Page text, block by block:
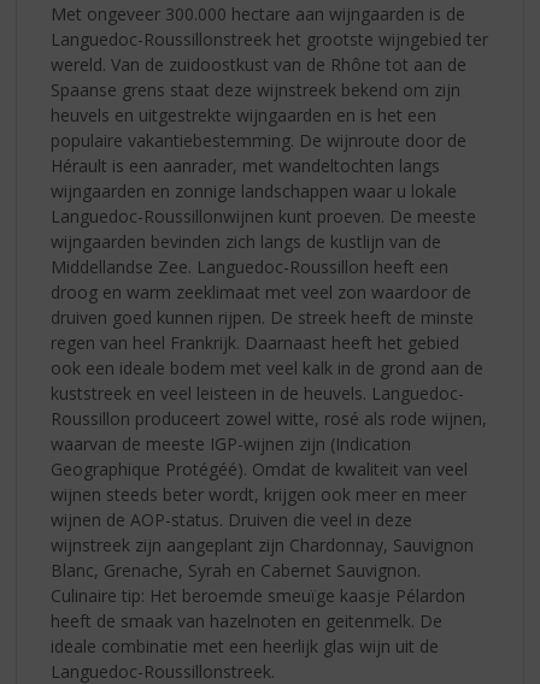
Met ongeveer 300.000 hectare aan wijngaarden is de
Languedoc-Roussillonstreek het grootste wijngebied ter
wereld. Van de zuidoostkust van de Rhône tot aan de
Spaanse grens staat deze wijnstreek bekend om zijn
heuvels en uitgestrekte wijngaarden en is het een
populaire vakantiebestemming. De wijnroute door de
Hérault is een aanrader, met wandeltochten langs
wijngaarden en zonnige landschappen waar u lokale
Languedoc-Roussillonwijnen kunt proeven. De meeste
wijngaarden bevinden zich langs de kustlijn van de
Middellandse Zee. Languedoc-Roussillon heeft een
droog en warm zeeklimaat met veel zon waardoor de
druiven goed kunnen rijpen. De streek heeft de minste
regen van heel Frankrijk. Daarnaast heeft het gebied
ook een ideale bodem met veel kalk in de grond aan de
kuststreek en veel leisteen in de heuvels. Languedoc-
Roussillon produceert zowel witte, rosé als rode wijnen,
waarvan de meeste IGP-wijnen zijn (Indication
Geographique Protégéé). Omdat de kwaliteit van veel
wijnen steeds beter wordt, krijgen ook meer en meer
wijnen de AOP-status. Druiven die veel in deze
wijnstreek zijn aangeplant zijn Chardonnay, Sauvignon
Blanc, Grenache, Syrah en Cabernet Sauvignon.
Culinaire tip: Het beroemde smeuïge kaasje Pélardon
heeft de smaak van hazelnoten en geitenmelk. De
ideale combinatie met een heerlijk glas wijn uit de
Languedoc-Roussillonstreek.